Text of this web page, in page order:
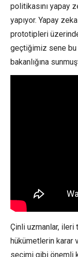
politikasını yapay
yapıyor. Yapay
prototipleri
geçtiğimiz sene
bakanlığına
Çinli uzmanlar, ileri
hükümetlerin karar
seçimi gibi önemli